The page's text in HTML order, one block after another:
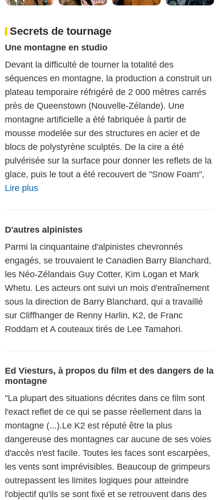
Secrets de tournage
Une montagne en studio
Devant la difficulté de tourner la totalité des
séquences en montagne, la production a construit un
plateau temporaire réfrigéré de 2 000 mètres carrés
près de Queenstown (Nouvelle-Zélande). Une
montagne artificielle a été fabriquée à partir de
mousse modelée sur des structures en acier et de
blocs de polystyrène sculptés. De la cire a été
pulvérisée sur la surface pour donner les reflets de la
glace, puis le tout a été recouvert de "Snow Foam",
Lire plus
D'autres alpinistes
Parmi la cinquantaine d'alpinistes chevronnés
engagés, se trouvaient le Canadien Barry Blanchard,
les Néo-Zélandais Guy Cotter, Kim Logan et Mark
Whetu. Les acteurs ont suivi un mois d'entraînement
sous la direction de Barry Blanchard, qui a travaillé
sur Cliffhanger de Renny Harlin, K2, de Franc
Roddam et A couteaux tirés de Lee Tamahori.
Ed Viesturs, à propos du film et des dangers de la
montagne
"La plupart des situations décrites dans ce film sont
l'exact reflet de ce qui se passe réellement dans la
montagne (...).Le K2 est réputé être la plus
dangereuse des montagnes car aucune de ses voies
d'accès n'est facile. Toutes les faces sont escarpées,
les vents sont imprévisibles. Beaucoup de grimpeurs
outrepassent les limites logiques pour atteindre
l'objectif qu'ils se sont fixé et se retrouvent dans des